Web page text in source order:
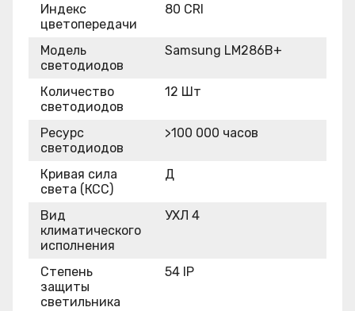
Индекс
цветопередачи
80 CRI
Модель
светодиодов
Samsung LM286B+
Количество
светодиодов
12 Шт
Ресурс
светодиодов
>100 000 часов
Кривая сила
света (КСС)
Д
Вид
климатического
исполнения
УХЛ 4
Степень
защиты
светильника
54 IP